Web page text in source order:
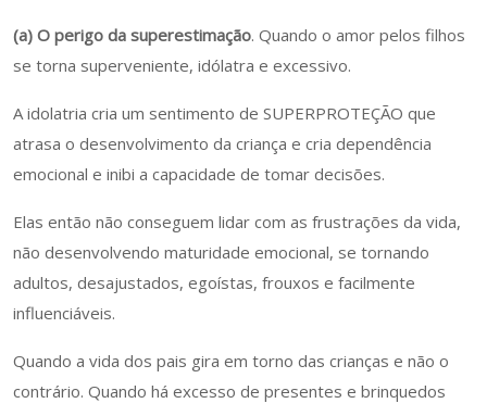
(a) O perigo da superestimação. Quando o amor pelos filhos
se torna superveniente, idólatra e excessivo.
A idolatria cria um sentimento de SUPERPROTEÇÃO que
atrasa o desenvolvimento da criança e cria dependência
emocional e inibi a capacidade de tomar decisões.
Elas então não conseguem lidar com as frustrações da vida,
não desenvolvendo maturidade emocional, se tornando
adultos, desajustados, egoístas, frouxos e facilmente
influenciáveis.
Quando a vida dos pais gira em torno das crianças e não o
contrário. Quando há excesso de presentes e brinquedos